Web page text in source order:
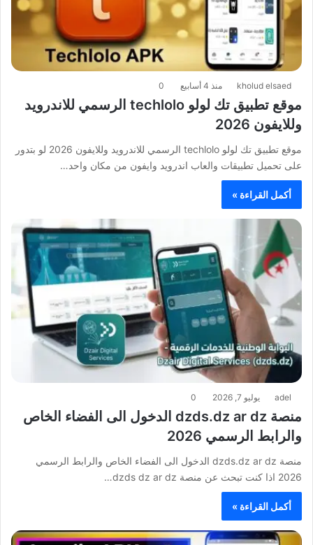
kholud elsaed منذ 4 أسابيع 0
موقع تطبيق تك لولو techlolo الرسمي للاندرويد
وللايفون 2026
موقع تطبيق تك لولو techlolo الرسمي للاندرويد وللايفون 2026 لو بتدور
على تحميل تطبيقات والعاب اندرويد وايفون من مكان واحد…
أكمل القراءة »
adel يوليو 7, 2026 0
منصة dzds.dz ar dz الدخول الى الفضاء الخاص
والرابط الرسمي 2026
منصة dzds.dz ar dz الدخول الى الفضاء الخاص والرابط الرسمي
2026 اذا كنت تبحث عن منصة dzds dz ar dz…
أكمل القراءة »